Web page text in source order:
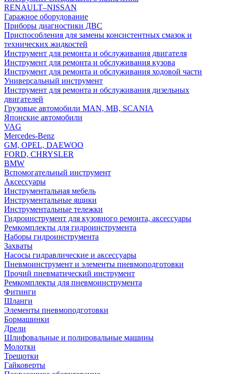
RENAULT–NISSAN
Гаражное оборудование
Приборы диагностики ДВС
Приспособления для замены консистентных смазок и
технических жидкостей
Инструмент для ремонта и обслуживания двигателя
Инструмент для ремонта и обслуживания кузова
Инструмент для ремонта и обслуживания ходовой части
Универсальный инструмент
Инструмент для ремонта и обслуживания дизельных
двигателей
Грузовые автомобили MAN, MB, SCANIA
Японские автомобили
VAG
Mercedes-Benz
GM, OPEL, DAEWOO
FORD, CHRYSLER
BMW
Вспомогательный инструмент
Аксессуары
Инструментальная мебель
Инструментальные ящики
Инструментальные тележки
Гидроинструмент для кузовного ремонта, аксессуары
Ремкомплекты для гидроинструмента
Наборы гидроинструмента
Захваты
Насосы гидравлические и аксессуары
Пневмоинструмент и элементы пневмоподготовки
Прочий пневматический инструмент
Ремкомплекты для пневмоинструмента
Фитинги
Шланги
Элементы пневмоподготовки
Бормашинки
Дрели
Шлифовальные и полировальные машины
Молотки
Трещотки
Гайковерты